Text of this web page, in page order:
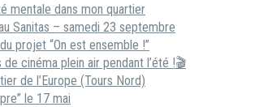
mentale dans mon quartier
Sanitas – samedi 23 septembre
projet “On est ensemble !”
de cinéma plein air pendant l’été !🎬
de l’Europe (Tours Nord)
le 17 mai